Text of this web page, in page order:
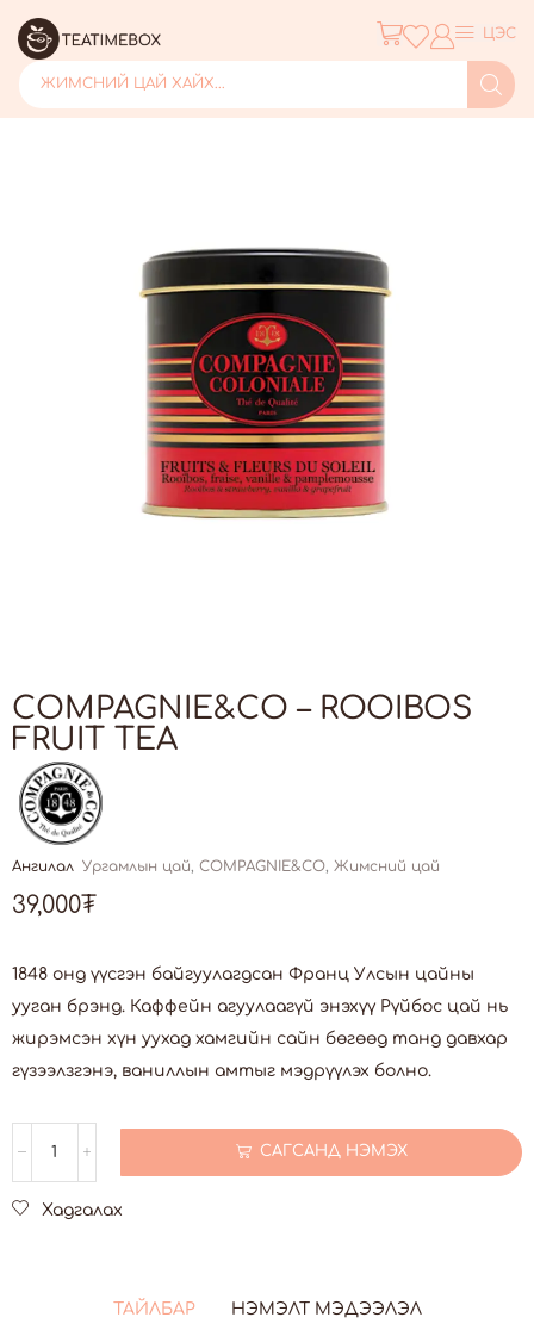
ЖИМСНИЙ ЦАЙ ХАЙХ...
ЦЭС
COMPAGNIE&CO – ROOIBOS
FRUIT TEA
Ангилал Ургамлын цай COMPAGNIE&CO Жимсний цай
39,000₮
1848 онд үүсгэн байгуулагдсан Франц Улсын цайны
ууган брэнд. Каффейн агуулаагүй энэхүү Рүйбос цай нь
жирэмсэн хүн уухад хамгийн сайн бөгөөд танд давхар
гүзээлзгэнэ, ваниллын амтыг мэдрүүлэх болно.
САГСАНД НЭМЭХ
Хадгалах
ТАЙЛБАР НЭМЭЛТ МЭДЭЭЛЭЛ